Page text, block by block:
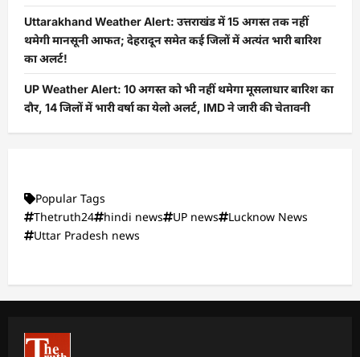
Uttarakhand Weather Alert: उत्तराखंड में 15 अगस्त तक नहीं
थमेगी मानसूनी आफत; देहरादून समेत कई जिलों में अत्यंत भारी बारिश
का अलर्ट!
UP Weather Alert: 10 अगस्त को भी नहीं थमेगा मूसलाधार बारिश का
दौर, 14 जिलों में भारी वर्षा का येलो अलर्ट, IMD ने जारी की चेतावनी
Popular Tags
Thetruth24
hindi news UP news
Lucknow News
Uttar Pradesh news